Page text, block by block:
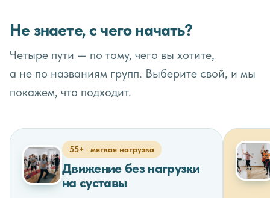
Не знаете, с чего начать?
Четыре пути — по тому, чего вы хотите,
а не по названиям групп. Выберите свой, и мы
покажем, что подходит.
55+ · мягкая нагрузка
Движение без нагрузки
на суставы